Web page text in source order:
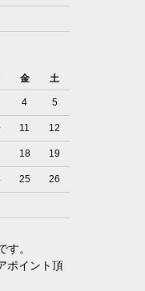
金 土
4 5
11 12
18 19
25 26
す。
ポイント頂